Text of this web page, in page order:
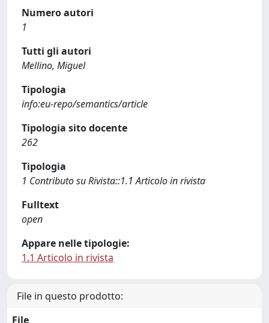
Numero autori
1
Tutti gli autori
Mellino, Miguel
Tipologia
info:eu-repo/semantics/article
Tipologia sito docente
262
Tipologia
1 Contributo su Rivista::1.1 Articolo in rivista
Fulltext
open
Appare nelle tipologie:
1.1 Articolo in rivista
File in questo prodotto:
File